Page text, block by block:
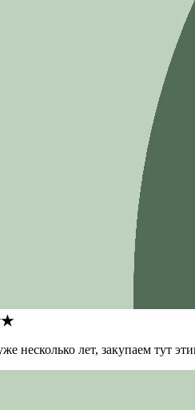
несколько лет, закупаем тут